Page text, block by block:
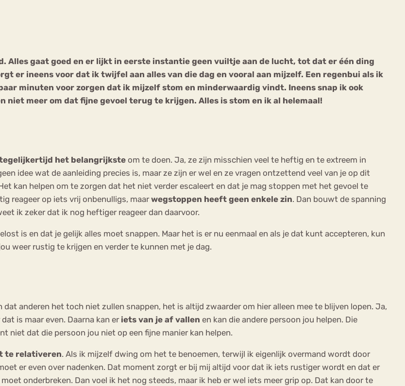
Alles gaat goed en er lijkt in eerste instantie geen vuiltje aan de lucht, tot dat er één ding
er ineens voor dat ik twijfel aan alles van die dag en vooral aan mijzelf. Een regenbui als ik
minuten voor zorgen dat ik mijzelf stom en minderwaardig vindt. Ineens snap ik ook
meer om dat fijne gevoel terug te krijgen. Alles is stom en ik al helemaal!
het belangrijkste om te doen. Ja, ze zijn misschien veel te heftig en te extreem in
idee wat de aanleiding precies is, maar ze zijn er wel en ze vragen ontzettend veel van je op dit
kan helpen om te zorgen dat het niet verder escaleert en dat je mag stoppen met het gevoel te
reageer op iets vrij onbenulligs, maarwegstoppen heeft geen enkele zin. Dan bouwt de spanning
ik zeker dat ik nog heftiger reageer dan daarvoor.
is en dat je gelijk alles moet snappen. Maar het is er nu eenmaal en als je dat kunt accepteren, kun
weer rustig te krijgen en verder te kunnen met je dag.
anderen het toch niet zullen snappen, het is altijd zwaarder om hier alleen mee te blijven lopen. Ja,
is maar even. Daarna kan er iets van je af vallen en kan die andere persoon jou helpen. Die
niet dat die persoon jou niet op een fijne manier kan helpen.
te relativeren. Als ik mijzelf dwing om het te benoemen, terwijl ik eigenlijk overmand wordt door
er even over nadenken. Dat moment zorgt er bij mij altijd voor dat ik iets rustiger wordt en dat er
onderbreken. Dan voel ik het nog steeds, maar ik heb er wel iets meer grip op. Dat kan door te
Anorexia Nervosa Eetbuien Piekeren Sport
Trauma